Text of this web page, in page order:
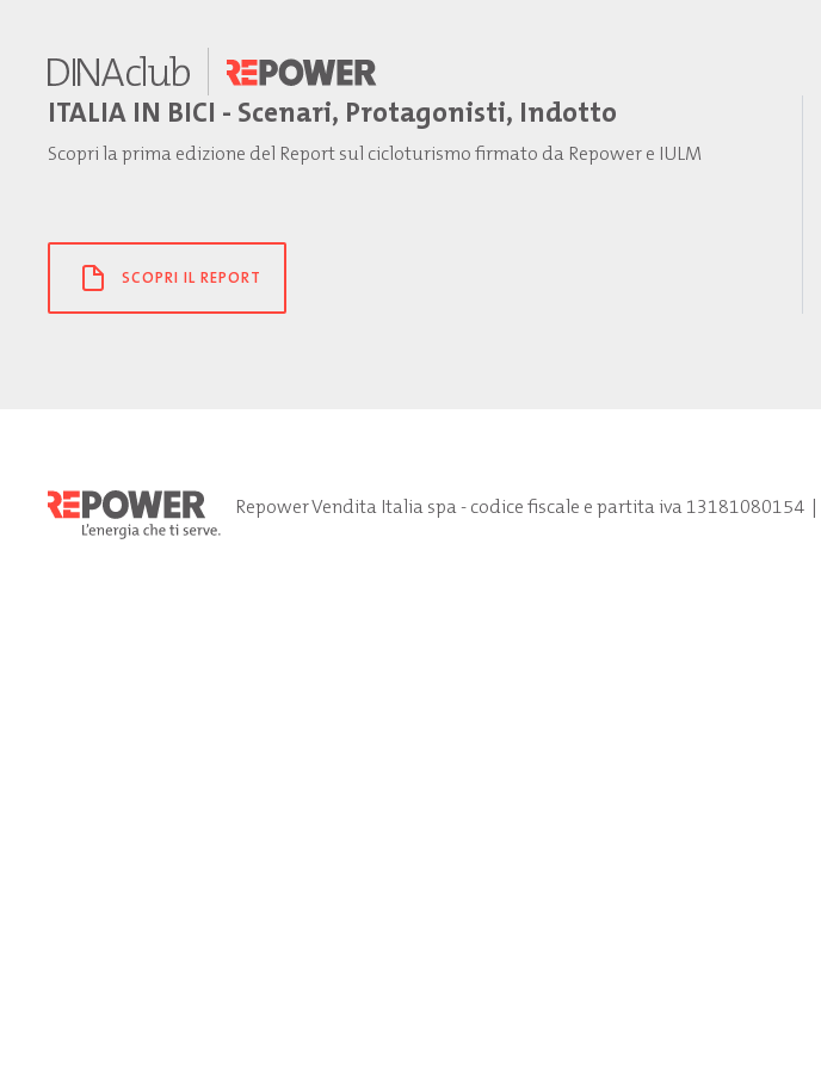
ITALIA IN BICI - Scenari, Protagonisti, Indotto
Scopri la prima edizione del Report sul cicloturismo firmato da Repower e IULM
SCOPRI IL REPORT
Repower Vendita Italia spa - codice fiscale e partita iva 13181080154|